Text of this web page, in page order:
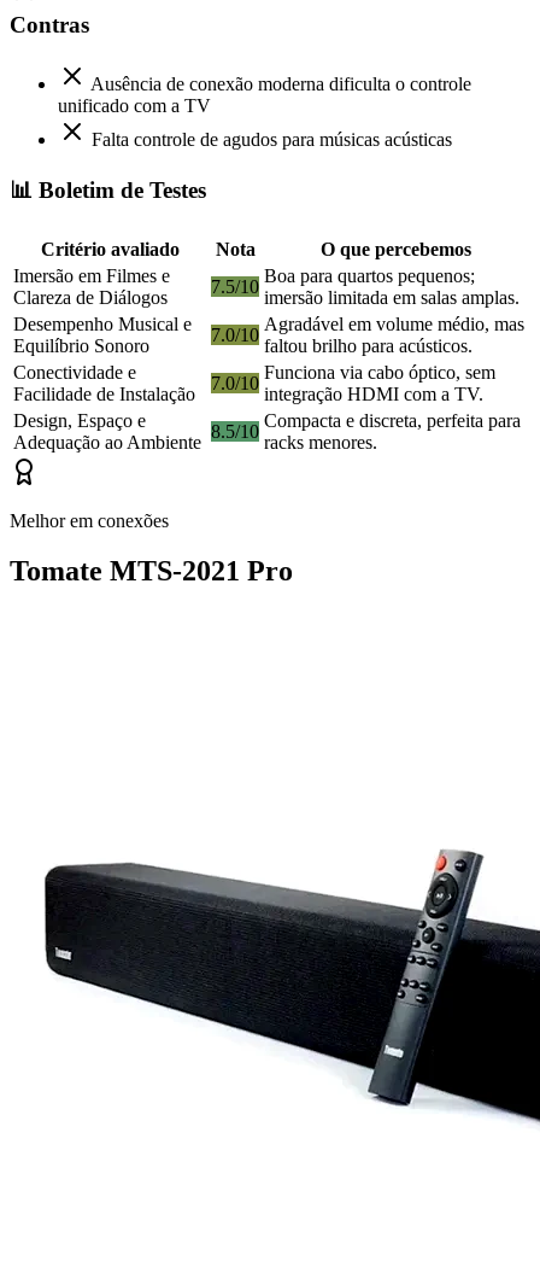
Contras
Ausência de conexão moderna dificulta o controle
unificado com a TV
Falta controle de agudos para músicas acústicas
📊 Boletim de Testes
Critério avaliado Nota
O que percebemos
Imersão em Filmes e
Clareza de Diálogos
7.5/10
Boa para quartos pequenos;
imersão limitada em salas amplas.
Desempenho Musical e
Equilíbrio Sonoro
7.0/10
Agradável em volume médio, mas
faltou brilho para acústicos.
Conectividade e
Facilidade de Instalação
7.0/10
Funciona via cabo óptico, sem
integração HDMI com a TV.
Design, Espaço e
Adequação ao Ambiente
8.5/10
Compacta e discreta, perfeita para
racks menores.
Melhor em conexões
Tomate MTS-2021 Pro